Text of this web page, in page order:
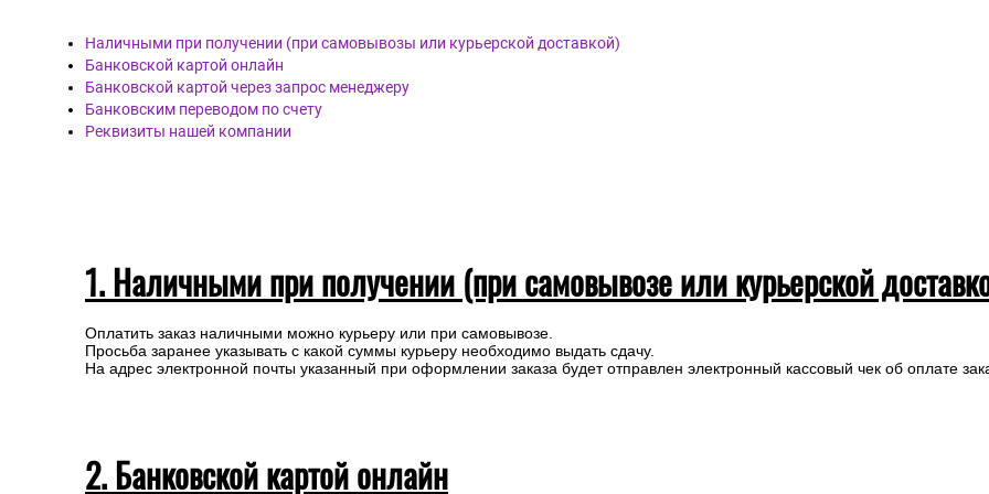
Наличными при получении (при самовывозы или курьерской доставкой)
Банковской картой онлайн
Банковской картой через запрос менеджеру
Банковским переводом по счету
Реквизиты нашей компании
1. Наличными при получении (при самовывозе или курьерской
Оплатить заказ наличными можно курьеру или при самовывозе.
Просьба заранее указывать с какой суммы курьеру необходимо выдать сдачу.
На адрес электронной почты указанный при оформлении заказа будет отправлен электронный кассовый чек об оплате
2. Банковской картой онлайн